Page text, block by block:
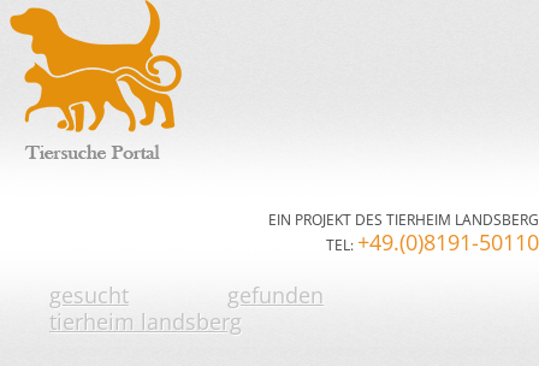
EIN PROJEKT DES TIERHEIM LANDSBERG
TEL: +49.(0)8191-50110
gesucht
gefunden
tierheim landsberg